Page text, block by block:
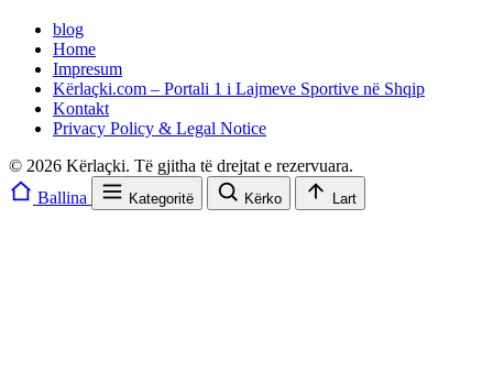
blog
Home
Impresum
Kërlaçki.com – Portali 1 i Lajmeve Sportive në Shqip
Kontakt
Privacy Policy & Legal Notice
© 2026 Kërlaçki. Të gjitha të drejtat e rezervuara.
Ballina
Kategoritë Kërko Lart